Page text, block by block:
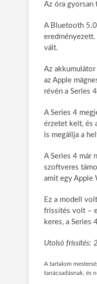
Az óra gyorsan
A Bluetooth
vált.
Az
az Apple
révén a Series
A Series 4
érzetet kelt, és
is megállja a
A Series 4 már
szoftveres
amit egy Apple
Ez a modell
frissítés volt –
keres, a Series
Utolsó frissítés:
A tartalom
tanácsadásnak, és